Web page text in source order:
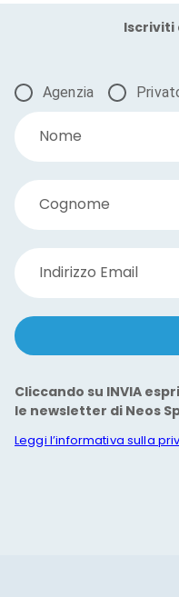
Iscriviti
Agenzia
Nome
Cognome
Indirizzo Email
Cliccando su INVIA
le newsletter di Neos
Leggi l’informativa sulla